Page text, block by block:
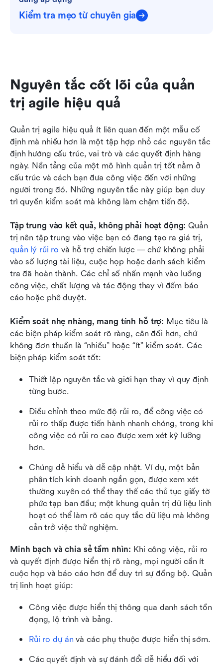
Kiểm tra mẹo từ chuyên gia
Nguyên tắc cốt lõi của quản
trị agile hiệu quả
Quản trị agile hiệu quả ít liên quan đến một mẫu cố
định mà nhiều hơn là một tập hợp nhỏ các nguyên tắc
định hướng cấu trúc, vai trò và các quyết định hàng
ngày. Nền tảng của một mô hình quản trị tốt nằm ở
cấu trúc và cách bạn đưa công việc đến với những
người trong đó. Những nguyên tắc này giúp bạn duy
trì quyền kiểm soát mà không làm chậm tiến độ.
Tập trung vào kết quả, không phải hoạt động: Quản
quản lý rủi ro và hỗ trợ chiến lược — chứ không phải
vào số lượng tài liệu, cuộc họp hoặc danh sách kiểm
tra đã hoàn thành. Các chỉ số nhấn mạnh vào luồng
công việc, chất lượng và tác động thay vì đếm báo
cáo hoặc phê duyệt.
Kiểm soát nhẹ nhàng, mang tính hỗ trợ: Mục tiêu là
các biện pháp kiểm soát rõ ràng, cân đối hơn, chứ
không đơn thuần là “nhiều” hoặc “ít” kiểm soát. Các
biện pháp kiểm soát tốt:
Thiết lập nguyên tắc và giới hạn thay vì quy định
từng bước.
Điều chỉnh theo mức độ rủi ro, để công việc có
rủi ro thấp được tiến hành nhanh chóng, trong khi
công việc có rủi ro cao được xem xét kỹ lưỡng
hơn.
Chúng dễ hiểu và dễ cập nhật. Ví dụ, một bản
phân tích kinh doanh ngắn gọn, được xem xét
thường xuyên có thể thay thế các thủ tục giấy tờ
phức tạp ban đầu; một khung quản trị dữ liệu linh
hoạt có thể làm rõ các quy tắc dữ liệu mà không
cản trở việc thử nghiệm.
Minh bạch và chia sẻ tầm nhìn: Khi công việc, rủi ro
và quyết định được hiển thị rõ ràng, mọi người cần ít
cuộc họp và báo cáo hơn để duy trì sự đồng bộ. Quản
trị linh hoạt giúp:
Công việc được hiển thị thông qua danh sách tồn
đọng, lộ trình và bảng.
Rủi ro dự án và các phụ thuộc được hiển thị sớm.
Các quyết định và sự đánh đổi dễ hiểu đối với